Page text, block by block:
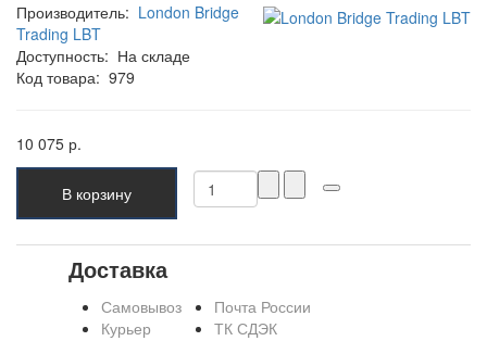
Производитель: London Bridge
Trading LBT
Доступность: На складе
Код товара: 979
10 075 р.
В корзину
Доставка
Самовывоз
Курьер
Почта России
ТК СДЭК